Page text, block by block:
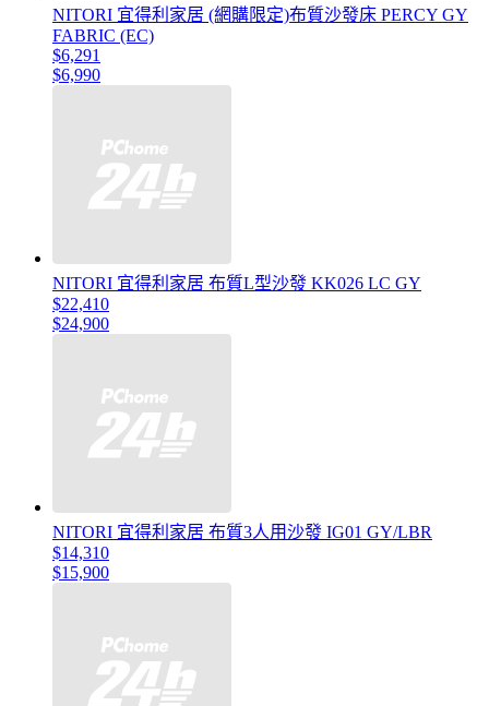
NITORI 宜得利家居 (網購限定)布質沙發床 PERCY GY
FABRIC (EC)
$6,291
$6,990
NITORI 宜得利家居 布質L型沙發 KK026 LC GY
$22,410
$24,900
NITORI 宜得利家居 布質3人用沙發 IG01 GY/LBR
$14,310
$15,900